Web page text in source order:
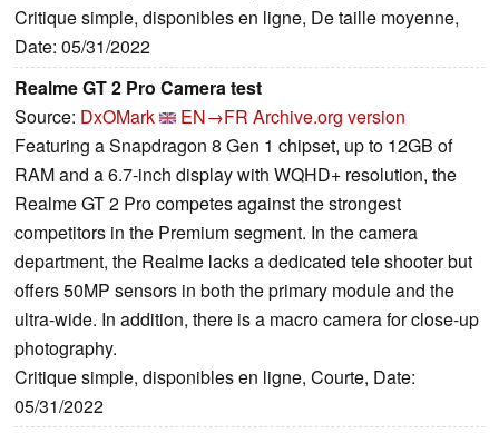
Critique simple, disponibles en ligne, De taille moyenne,
Date: 05/31/2022
Realme GT 2 Pro Camera test
Source: DxOMark EN→FR Archive.org version
Featuring a Snapdragon 8 Gen 1 chipset, up to 12GB of
RAM and a 6.7-inch display with WQHD+ resolution, the
Realme GT 2 Pro competes against the strongest
competitors in the Premium segment. In the camera
department, the Realme lacks a dedicated tele shooter but
offers 50MP sensors in both the primary module and the
ultra-wide. In addition, there is a macro camera for close-up
photography.
Critique simple, disponibles en ligne, Courte, Date:
05/31/2022